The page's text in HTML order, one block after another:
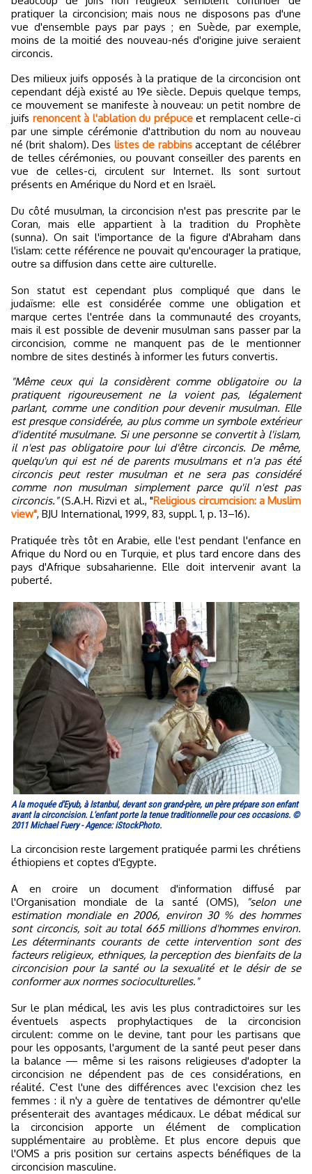
pratiquer la circoncision; mais nous ne disposons pas d'une
vue d'ensemble pays par pays ; en Suède, par exemple,
moins de la moitié des nouveau-nés d'origine juive seraient
circoncis.
Des milieux juifs opposés à la pratique de la circoncision ont
cependant déjà existé au 19e siècle. Depuis quelque temps,
ce mouvement se manifeste à nouveau: un petit nombre de
juifs renoncent à l'ablation du prépuceet remplacent celle-ci
par une simple cérémonie d'attribution du nom au nouveau
né (brit shalom). Des listes de rabbinsacceptant de célébrer
de telles cérémonies, ou pouvant conseiller des parents en
vue de celles-ci, circulent sur Internet. Ils sont surtout
présents en Amérique du Nord et en Israël.
Du côté musulman, la circoncision n'est pas prescrite par le
Coran, mais elle appartient à la tradition du Prophète
(sunna). On sait l'importance de la figure d'Abraham dans
l'islam: cette référence ne pouvait qu'encourager la pratique,
outre sa diffusion dans cette aire culturelle.
Son statut est cependant plus compliqué que dans le
judaïsme: elle est considérée comme une obligation et
marque certes l'entrée dans la communauté des croyants,
mais il est possible de devenir musulman sans passer par la
circoncision, comme ne manquent pas de le mentionner
nombre de sites destinés à informer les futurs convertis.
"Même ceux qui la considèrent comme obligatoire ou la
pratiquent rigoureusement ne la voient pas, légalement
parlant, comme une condition pour devenir musulman. Elle
est presque considérée, au plus comme un symbole extérieur
d'identité musulmane. Si une personne se convertit à l'islam,
il n'est pas obligatoire pour lui d'être circoncis. De même,
quelqu'un qui est né de parents musulmans et n'a pas été
circoncis peut rester musulman et ne sera pas considéré
comme non musulman simplement parce qu'il n'est pas
circoncis."(S.A.H. Rizvi et al., "Religious circumcision: a Muslim
view", BJU International, 1999, 83, suppl. 1, p. 13–16).
Pratiquée très tôt en Arabie, elle l'est pendant l'enfance en
Afrique du Nord ou en Turquie, et plus tard encore dans des
pays d'Afrique subsaharienne. Elle doit intervenir avant la
puberté.
A la moquée d'Eyub, à Istanbul, devant son grand-père, un père prépare son enfant
avant la circoncision. L'enfant porte la tenue traditionnelle pour ces occasions. ©
2011 Michael Fuery - Agence: iStockPhoto.
La circoncision reste largement pratiquée parmi les chrétiens
éthiopiens et coptes d'Egypte.
A en croire un document d'information diffusé par
l'Organisation mondiale de la santé (OMS),
"selon une
estimation mondiale en 2006, environ 30 % des hommes
sont circoncis, soit au total 665 millions d'hommes environ.
Les déterminants courants de cette intervention sont des
facteurs religieux, ethniques, la perception des bienfaits de la
circoncision pour la santé ou la sexualité et le désir de se
conformer aux normes socioculturelles."
Sur le plan médical, les avis les plus contradictoires sur les
éventuels aspects prophylactiques de la circoncision
circulent: comme on le devine, tant pour les partisans que
pour les opposants, l'argument de la santé peut peser dans
la balance — même si les raisons religieuses d'adopter la
circoncision ne dépendent pas de ces considérations, en
réalité. C'est l'une des différences avec l'excision chez les
femmes : il n'y a guère de tentatives de démontrer qu'elle
présenterait des avantages médicaux. Le débat médical sur
la circoncision apporte un élément de complication
supplémentaire au problème. Et plus encore depuis que
l'OMS a pris position sur certains aspects bénéfiques de la
circoncision masculine.